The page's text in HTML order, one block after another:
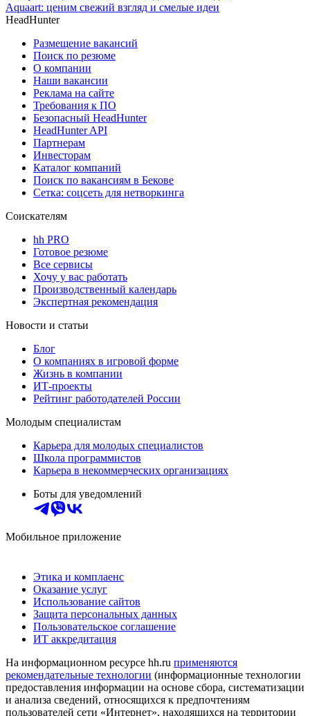
Aquaart: ценим свежий взгляд и смелые идеи
HeadHunter
Размещение вакансий
Поиск по резюме
О компании
Наши вакансии
Реклама на сайте
Требования к ПО
Безопасный HeadHunter
HeadHunter API
Партнерам
Инвесторам
Каталог компаний
Поиск по вакансиям в Бекове
Сетка: соцсеть для нетворкинга
Соискателям
hh PRO
Готовое резюме
Все сервисы
Хочу у вас работать
Производственный календарь
Экспертная рекомендация
Новости и статьи
Блог
О компаниях в игровой форме
Жизнь в компании
ИТ-проекты
Рейтинг работодателей России
Молодым специалистам
Карьера для молодых специалистов
Школа программистов
Карьера в некоммерческих организациях
Боты для уведомлений
Мобильное приложение
Этика и комплаенс
Оказание услуг
Использование сайтов
Защита персональных данных
Пользовательское соглашение
ИТ аккредитация
На информационном ресурсе hh.ru применяются
рекомендательные технологии (информационные технологии
предоставления информации на основе сбора, систематизации
и анализа сведений, относящихся к предпочтениям
пользователей сети «Интернет», находящихся на территории